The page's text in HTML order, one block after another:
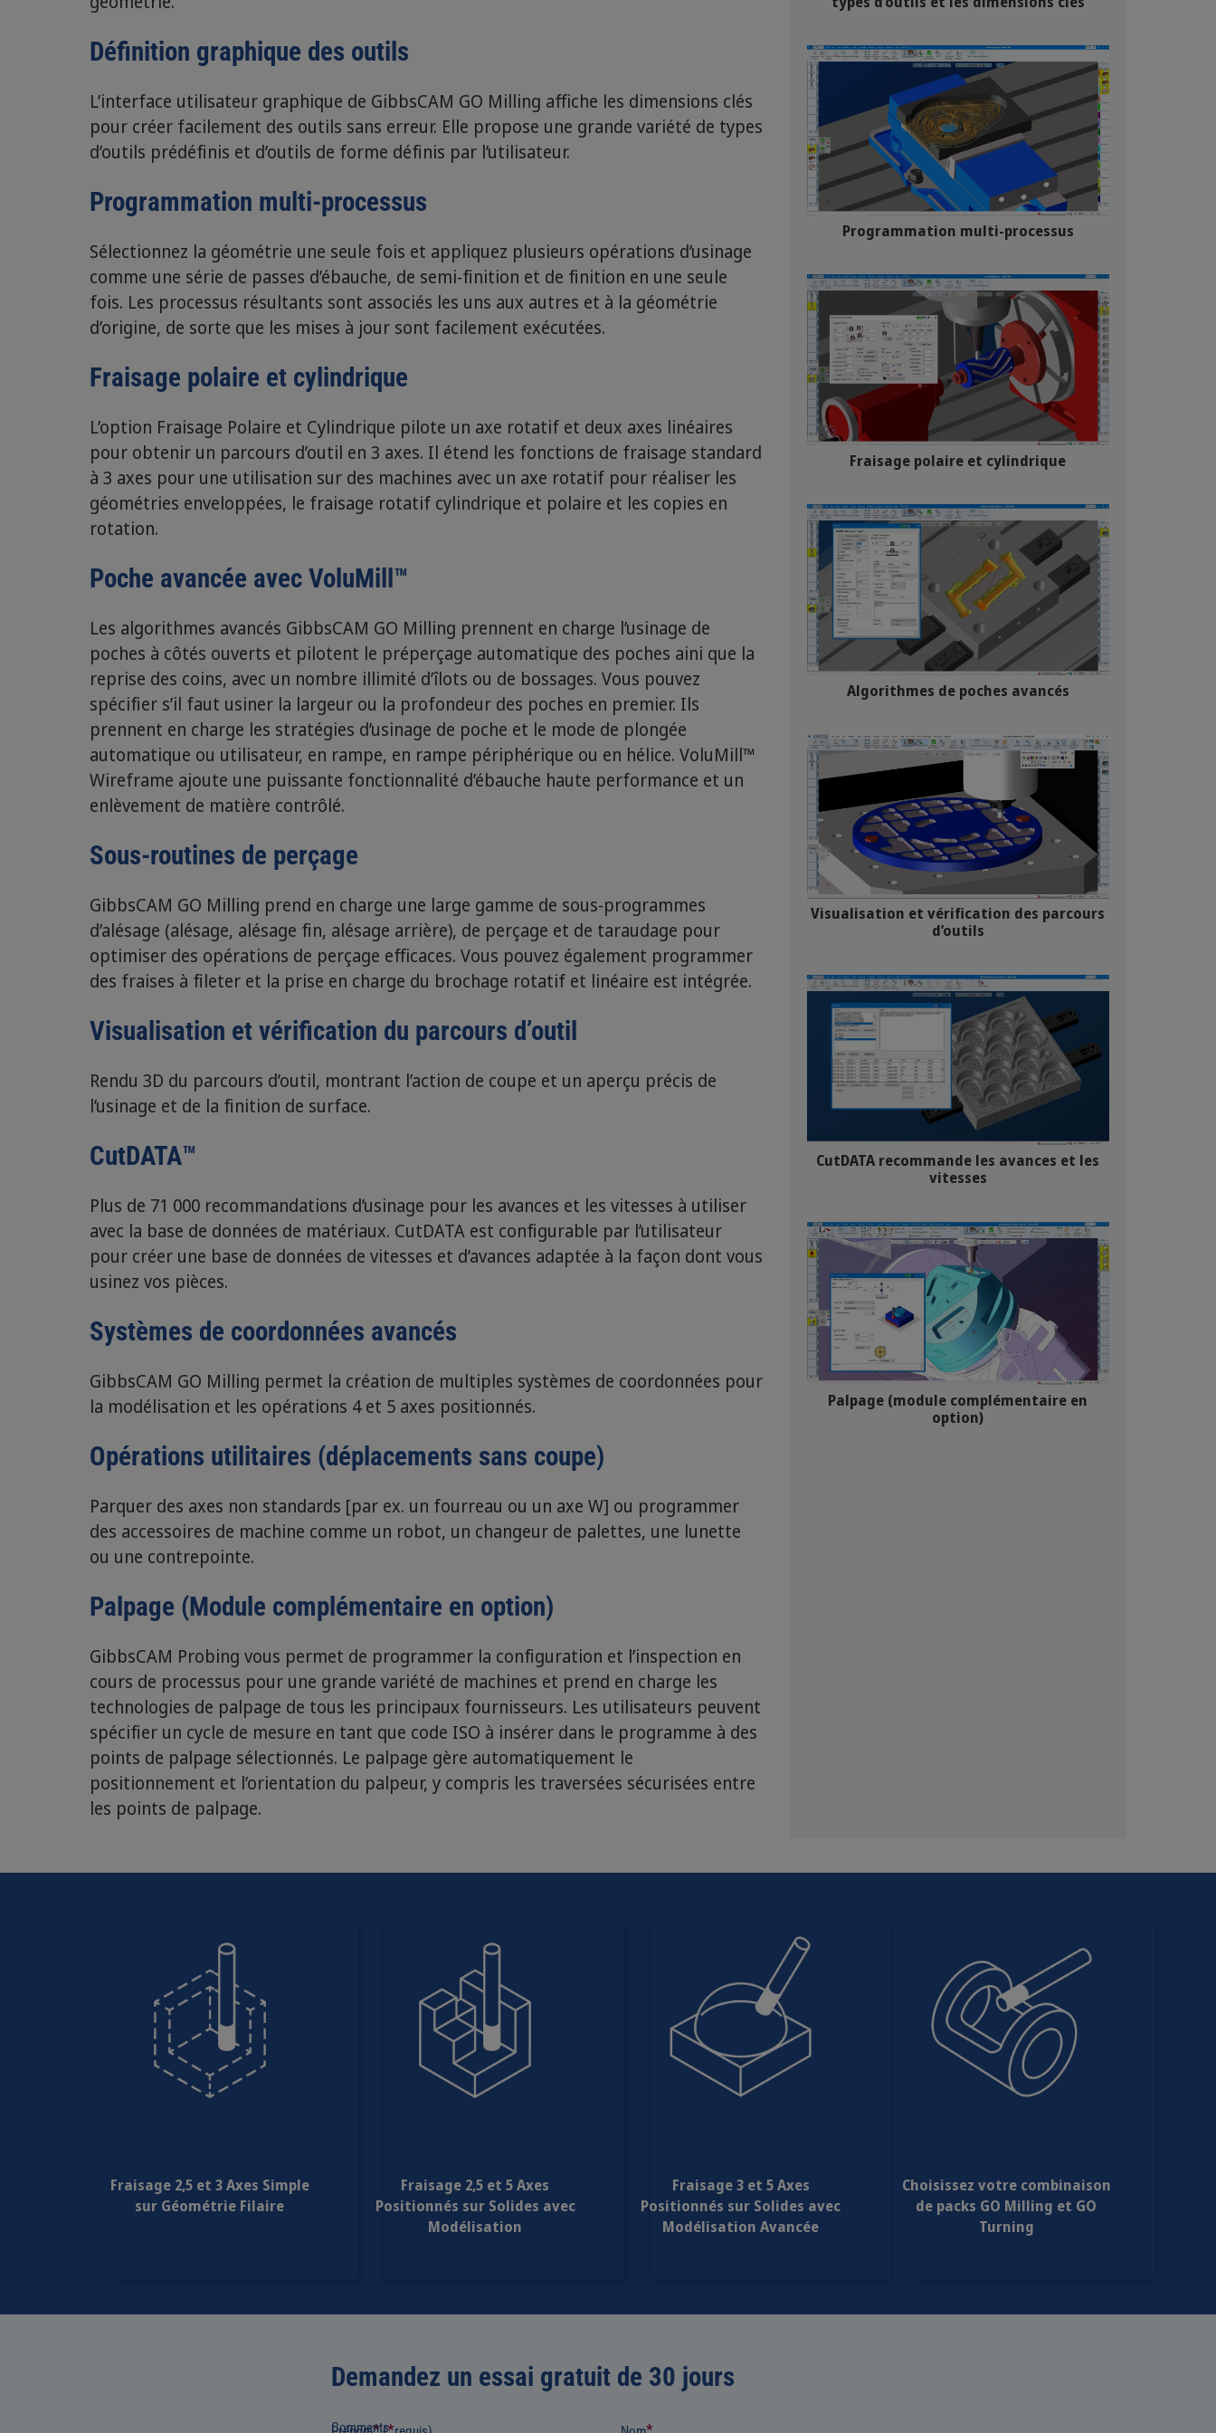
Définition graphique des outils
L’interface utilisateur graphique de GibbsCAM GO Milling affiche les dimensions clés
pour créer facilement des outils sans erreur. Elle propose une grande variété de types
d’outils prédéfinis et d’outils de forme définis par l’utilisateur.
Programmation multi-processus
Sélectionnez la géométrie une seule fois et appliquez plusieurs opérations d’usinage
comme une série de passes d’ébauche, de semi-finition et de finition en une seule
fois. Les processus résultants sont associés les uns aux autres et à la géométrie
d’origine, de sorte que les mises à jour sont facilement exécutées.
Fraisage polaire et cylindrique
L’option Fraisage Polaire et Cylindrique pilote un axe rotatif et deux axes linéaires
pour obtenir un parcours d’outil en 3 axes. Il étend les fonctions de fraisage standard
à 3 axes pour une utilisation sur des machines avec un axe rotatif pour réaliser les
géométries enveloppées, le fraisage rotatif cylindrique et polaire et les copies en
rotation.
Poche avancée avec VoluMill™
Les algorithmes avancés GibbsCAM GO Milling prennent en charge l’usinage de
poches à côtés ouverts et pilotent le préperçage automatique des poches aini que la
reprise des coins, avec un nombre illimité d’îlots ou de bossages. Vous pouvez
spécifier s’il faut usiner la largeur ou la profondeur des poches en premier. Ils
prennent en charge les stratégies d’usinage de poche et le mode de plongée
automatique ou utilisateur, en rampe, en rampe périphérique ou en hélice. VoluMill™
Wireframe ajoute une puissante fonctionnalité d’ébauche haute performance et un
enlèvement de matière contrôlé.
Sous-routines de perçage
GibbsCAM GO Milling prend en charge une large gamme de sous-programmes
d’alésage (alésage, alésage fin, alésage arrière), de perçage et de taraudage pour
optimiser des opérations de perçage efficaces. Vous pouvez également programmer
des fraises à fileter et la prise en charge du brochage rotatif et linéaire est intégrée.
Visualisation et vérification du parcours d’outil
Rendu 3D du parcours d’outil, montrant l’action de coupe et un aperçu précis de
l’usinage et de la finition de surface.
CutDATA™
Plus de 71 000 recommandations d’usinage pour les avances et les vitesses à utiliser
avec la base de données de matériaux. CutDATA est configurable par l’utilisateur
pour créer une base de données de vitesses et d’avances adaptée à la façon dont vous
usinez vos pièces.
Systèmes de coordonnées avancés
GibbsCAM GO Milling permet la création de multiples systèmes de coordonnées pour
la modélisation et les opérations 4 et 5 axes positionnés.
Opérations utilitaires (déplacements sans coupe)
Parquer des axes non standards [par ex. un fourreau ou un axe W] ou programmer
des accessoires de machine comme un robot, un changeur de palettes, une lunette
ou une contrepointe.
Palpage (Module complémentaire en option)
GibbsCAM Probing vous permet de programmer la configuration et l’inspection en
cours de processus pour une grande variété de machines et prend en charge les
technologies de palpage de tous les principaux fournisseurs. Les utilisateurs peuvent
spécifier un cycle de mesure en tant que code ISO à insérer dans le programme à des
points de palpage sélectionnés. Le palpage gère automatiquement le
positionnement et l’orientation du palpeur, y compris les traversées sécurisées entre
les points de palpage.
Programmation multi-processus
Fraisage polaire et cylindrique
Algorithmes de poches avancés
Visualisation et vérification des parcours
d’outils
CutDATA recommande les avances et les
vitesses
Palpage (module complémentaire en
option)
Fraisage 2,5 et 3 Axes Simple
sur Géométrie Filaire
Fraisage 2,5 et 5 Axes
Positionnés sur Solides avec
Modélisation
Fraisage 3 et 5 Axes
Positionnés sur Solides avec
Modélisation Avancée
Choisissez votre combinaison
de packs GO Milling et GO
Turning
Demandez un essai gratuit de 30 jours
Comments